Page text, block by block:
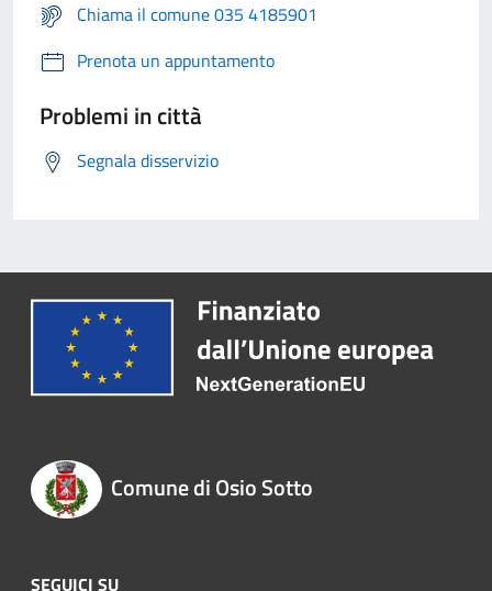
Chiama il comune 035 4185901
Prenota un appuntamento
Problemi in città
Segnala disservizio
Comune di Osio Sotto
SEGUICI SU